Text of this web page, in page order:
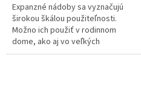
Expanzné nádoby sa vyznačujú
širokou škálou použiteľnosti.
Možno ich použiť v rodinnom
dome, ako aj vo veľkých
budovách. Nádoby sa dodávajú